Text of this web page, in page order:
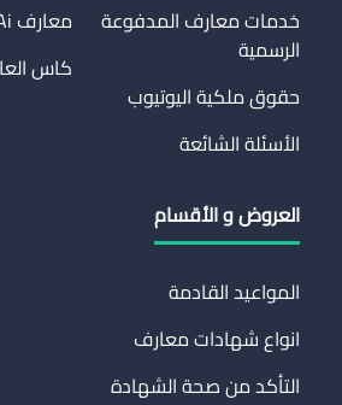
خدمات معارف المدفوعة
الرسمية
حقوق ملكية اليوتيوب
الأسئلة الشائعة
معارف Ai
كاس
العروض و الأقسام
المواعيد القادمة
انواع شهادات معارف
التأكد من صحة الشهادة